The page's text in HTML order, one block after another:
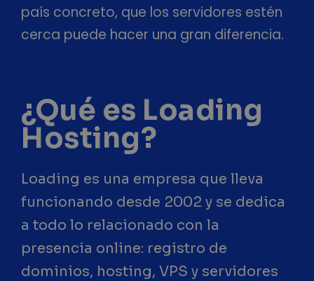
país concreto, que los servidores estén
cerca puede hacer una gran diferencia.
¿Qué es Loading
Hosting?
Loading es una empresa que lleva
funcionando desde 2002 y se dedica
a todo lo relacionado con la
presencia online: registro de
dominios, hosting, VPS y servidores